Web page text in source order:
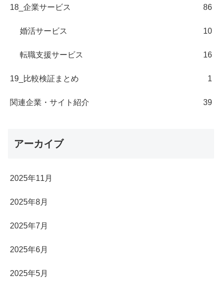
18_企業サービス 86
婚活サービス 10
転職支援サービス 16
19_比較検証まとめ 1
関連企業・サイト紹介 39
アーカイブ
2025年11月
2025年8月
2025年7月
2025年6月
2025年5月